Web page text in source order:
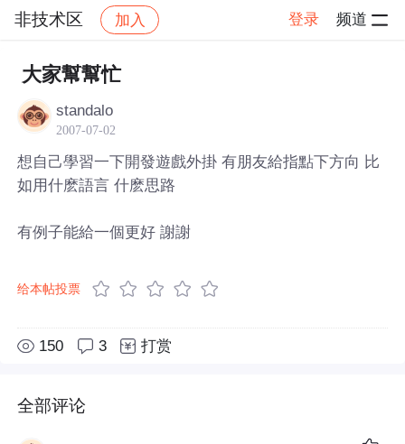
非技术区 加入 登录 频道
社区 非技术区
大家幫幫忙
standalo
2007-07-02
想自己學習一下開發遊戲外掛 有朋友給指點下方向 比
如用什麽語言 什麽思路
有例子能給一個更好 謝謝
给本帖投票
150 3 打赏
全部评论